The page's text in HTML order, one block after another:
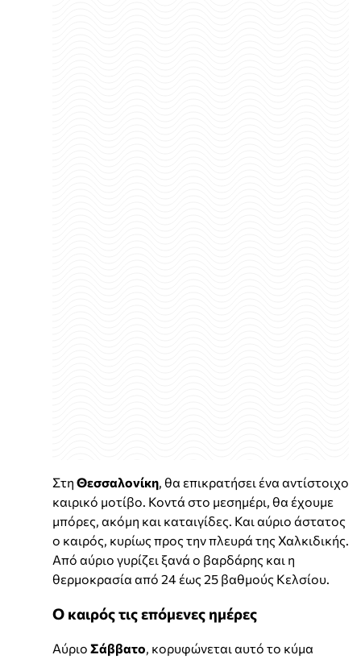
Στη Θεσσαλονίκη , θα επικρατήσει ένα αντίστοιχο
καιρικό μοτίβο. Κοντά στο μεσημέρι, θα έχουμε
μπόρες, ακόμη και καταιγίδες. Και αύριο άστατος
ο καιρός, κυρίως προς την πλευρά της Χαλκιδικής.
Από αύριο γυρίζει ξανά ο βαρδάρης και η
θερμοκρασία από 24 έως 25 βαθμούς Κελσίου.
Ο καιρός τις επόμενες ημέρες
Αύριο Σάββατο, κορυφώνεται αυτό το κύμα